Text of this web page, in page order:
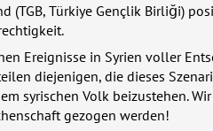
(TGB, Türkiye Gençlik Birliği)
Ereignisse in Syrien voller
diejenigen, die dieses
syrischen Volk beizustehen.
gezogen werden!